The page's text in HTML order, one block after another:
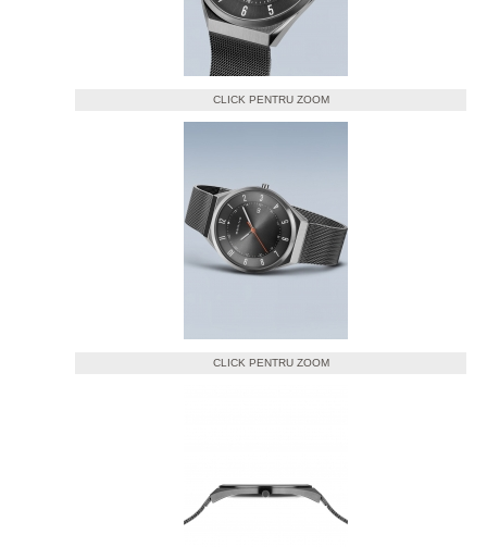
CLICK PENTRU ZOOM
CLICK PENTRU ZOOM